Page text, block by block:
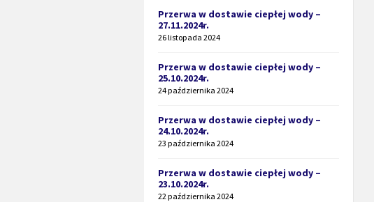
Przerwa w dostawie ciepłej wody –
27.11.2024r.
26 listopada 2024
Przerwa w dostawie ciepłej wody –
25.10.2024r.
24 października 2024
Przerwa w dostawie ciepłej wody –
24.10.2024r.
23 października 2024
Przerwa w dostawie ciepłej wody –
23.10.2024r.
22 października 2024